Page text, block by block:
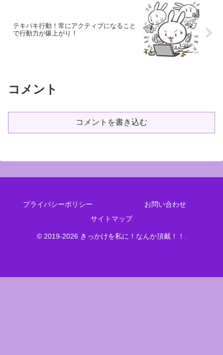
テキパキ行動！常にアクティブになること
で行動力が爆上がり！
コメント
コメントを書き込む
プライバシーポリシー
お問い合わせ
サイトマップ
© 2019-2026 きっかけを私に！なんか頂戴！！.